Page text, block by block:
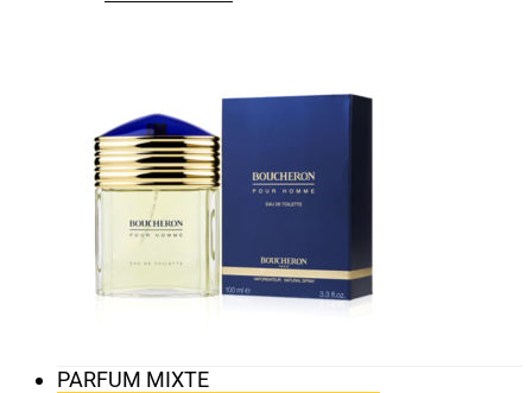
PARFUM MIXTE